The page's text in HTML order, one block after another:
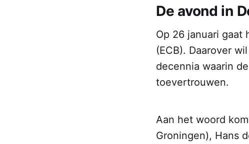
De avond in
Op 26 januari gaat
(ECB). Daarover
decennia waarin
toevertrouwen.
Aan het woord
Groningen), Hans